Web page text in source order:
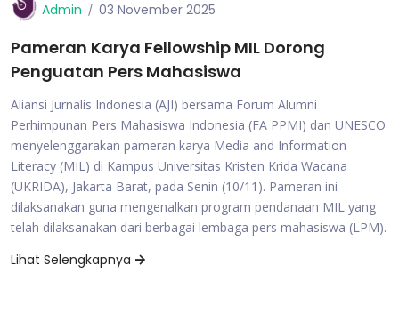
Admin 03 November 2025
Pameran Karya Fellowship MIL Dorong
Penguatan Pers Mahasiswa
Aliansi Jurnalis Indonesia (AJI) bersama Forum Alumni
Perhimpunan Pers Mahasiswa Indonesia (FA PPMI) dan UNESCO
menyelenggarakan pameran karya Media and Information
Literacy (MIL) di Kampus Universitas Kristen Krida Wacana
(UKRIDA), Jakarta Barat, pada Senin (10/11). Pameran ini
dilaksanakan guna mengenalkan program pendanaan MIL yang
telah dilaksanakan dari berbagai lembaga pers mahasiswa (LPM).
Lihat Selengkapnya